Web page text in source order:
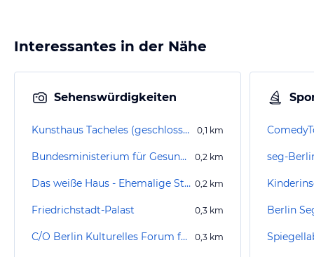
Interessantes in der Nähe
Sehenswürdigkeiten
Kunsthaus Tacheles (geschlossen) 0,1 km
Bundesministerium für Gesundheit 0,2 km
Das weiße Haus - Ehemalige Ständige Vertretung der Bundesrepublik Deutschland bei der DDR 0,2 km
Friedrichstadt-Palast 0,3 km
C/O Berlin Kulturelles Forum für Fotografie Postfuhramt 0,3 km
Berlin